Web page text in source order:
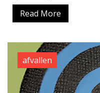
Read More
afvallen